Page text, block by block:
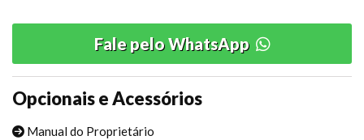
Fale pelo WhatsApp
Opcionais e Acessórios
Manual do Proprietário